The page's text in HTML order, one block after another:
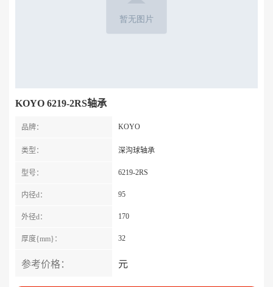
KOYO 6219-2RS轴承
品牌： KOYO
类型： 深沟球轴承
型号： 6219-2RS
内径d： 95
外径d： 170
厚度{mm}： 32
参考价格： 元